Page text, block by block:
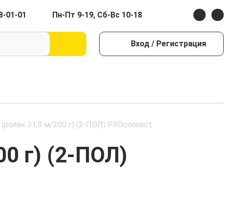
01-01 Пн-Пт 9-19, Сб-Вс 10-18
Вход / Регистрация
31,9 м/200 г) (2-ПОЛ) PROconnect
г) (2-ПОЛ)